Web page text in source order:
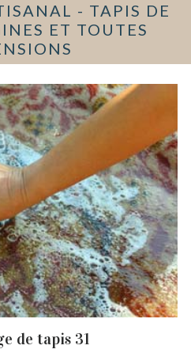
- TAPIS DE
ET TOUTES
de tapis 31